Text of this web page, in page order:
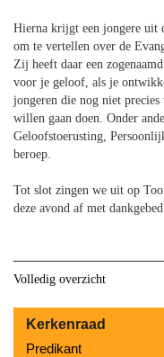
Hierna krijgt een jongere uit
om te vertellen over de
Zij heeft daar een
voor je geloof, als je
jongeren die nog niet
willen gaan doen. Onder
Geloofstoerusting,
beroep.
Tot slot zingen we uit op
deze avond af met dankgebed.
Volledig overzicht
Kerkenraad
Predikant